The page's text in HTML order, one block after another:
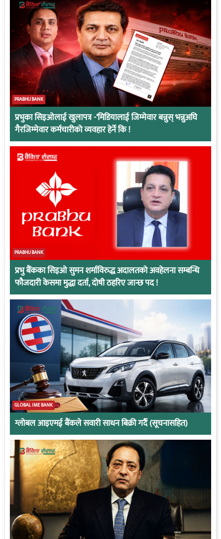
PRABHU BANK
प्रभुका सिइओलाई खुलापत्र -‘मिडियालाई जिम्मेवार बन्नुस् भन्नुअघि
गैरजिम्मेवार कर्मचारीको व्यवहार हेर्ने कि !
PRABHU BANK
प्रभु बैंकका सिइओ सुमन शर्माविरुद्ध अदालतको अवहेलना सम्बन्धि
फौजदारी केसमा मुद्धा दर्ता, दोषी ठहरिए जान्छ पद !
GLOBAL IME BANK
ग्लोबल आइएमई बैंकले सवारी साधन बिक्री गर्दै (सूचनासहित)